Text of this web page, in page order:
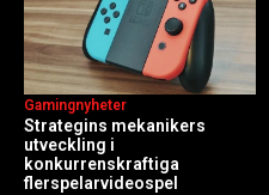
Strategins mekanikers
utveckling i
konkurrenskraftiga
flerspelarvideospel
Gamingnyheter